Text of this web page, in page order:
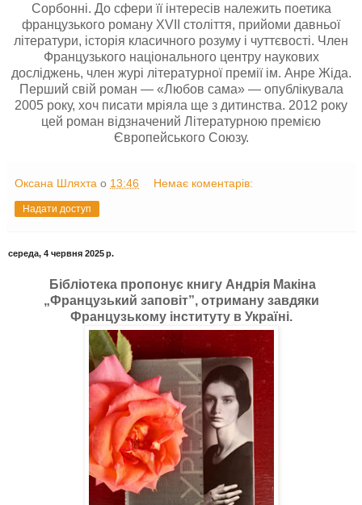
Сорбонні. До сфери її інтересів належить поетика
французького роману XVII століття, прийоми давньої
літератури, історія класичного розуму і чуттєвості. Член
Французького національного центру наукових
досліджень, член журі літературної премії ім. Анре Жіда.
Перший свій роман — «Любов сама» — опублікувала
2005 року, хоч писати мріяла ще з дитинства. 2012 року
цей роман відзначений Літературною премією
Європейського Союзу.
Оксана Шляхта о 13:46 Немає коментарів:
Надати доступ
середа, 4 червня 2025 р.
Бібліотека пропонує книгу Андрія Макіна
„Французький заповіт”, отриману завдяки
Французькому інституту в Україні.